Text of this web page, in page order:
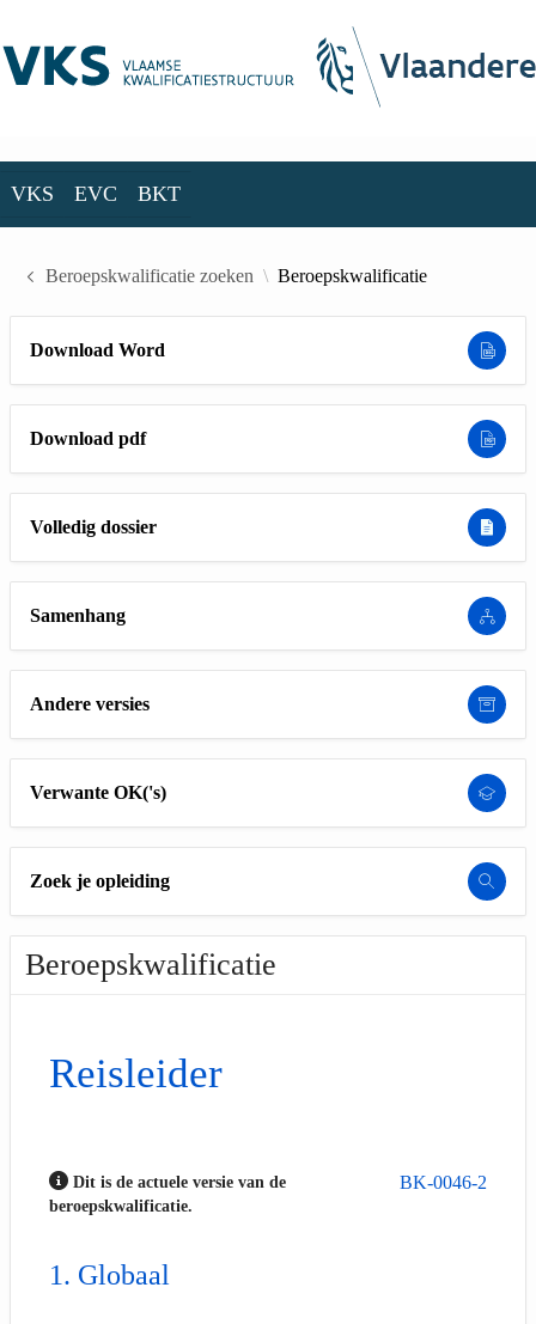
VKS EVC BKT
Beroepskwalificatie zoeken Beroepskwalificatie
Download Word
Download pdf
Volledig dossier
Samenhang
Andere versies
Verwante OK('s)
Zoek je opleiding
Beroepskwalificatie
Reisleider
BK-0046-2
Dit is de actuele versie van de
beroepskwalificatie.
Globaal